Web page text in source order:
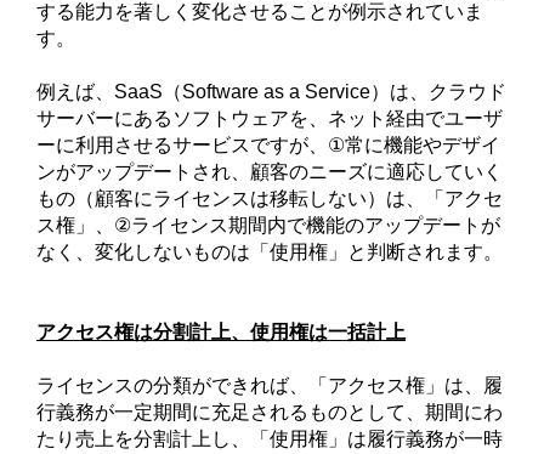
する能力を著しく変化させることが例示されていま
す。
例えば、 SaaS （Software as a Service）は、クラウド
サーバーにあるソフトウェアを、ネット経由でユーザ
ーに利用させるサービスですが、 ①常に機能やデザイ
ンがアップデートされ、顧客のニーズに適応していく
もの（顧客にライセンスは移転しない）は、「アクセ
ス権」、 ②ライセンス期間内で機能のアップデートが
なく、変化しないものは「使用権」と判断されます。
アクセス権は分割計上、使用権は一括計上
ライセンスの分類ができれば、「アクセス権」は、履
行義務が一定期間に充足されるものとして、期間にわ
たり売上を分割計上し、「使用権」は履行義務が一時